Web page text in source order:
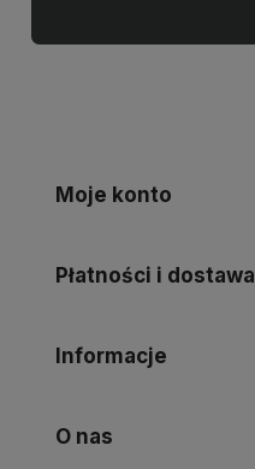
Moje konto
Płatności i dostawa
Informacje
O nas